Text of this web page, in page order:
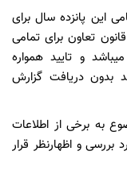
تعاون برای تمامی
و تایید همواره
بدون دریافت گزارش
به برخی از اطلاعات
بررسی و اظهارنظر قرار